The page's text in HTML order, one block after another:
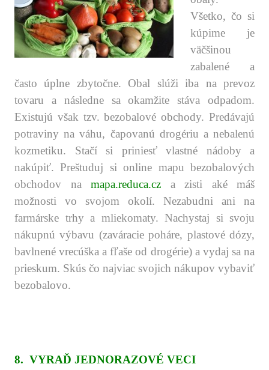
Všetko, čo si
kúpime je
väčšinou
zabalené a
často úplne zbytočne. Obal slúži iba na prevoz
tovaru a následne sa okamžite stáva odpadom.
Existujú však tzv. bezobalové obchody. Predávajú
potraviny na váhu, čapovanú drogériu a nebalenú
kozmetiku. Stačí si priniesť vlastné nádoby a
nakúpiť. Preštuduj si online mapu bezobalových
obchodov na mapa.reduca.cz a zisti aké máš
možnosti vo svojom okolí. Nezabudni ani na
farmárske trhy a mliekomaty. Nachystaj si svoju
nákupnú výbavu (zaváracie poháre, plastové dózy,
bavlnené vrecúška a fľaše od drogérie) a vydaj sa na
prieskum. Skús čo najviac svojich nákupov vybaviť
bezobalovo.
8. VYRAĎ JEDNORAZOVÉ VECI